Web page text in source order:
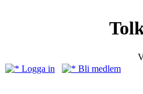
Logga in
Bli medlem